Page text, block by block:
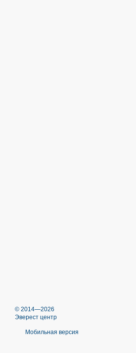
© 2014—2026
Эверест центр
Мобильная версия